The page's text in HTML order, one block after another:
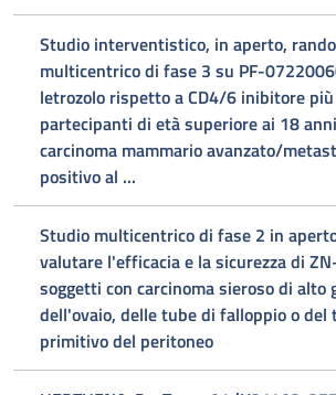
Studio interventistico, in aperto,
multicentrico di fase 3 su PF-
letrozolo rispetto a CD4/6 inibitore
partecipanti di età superiore ai 18
carcinoma mammario avanzato/
positivo al ...
Studio multicentrico di fase 2 in
valutare l'efficacia e la sicurezza di
soggetti con carcinoma sieroso di alto
dell'ovaio, delle tube di falloppio o del
primitivo del peritoneo